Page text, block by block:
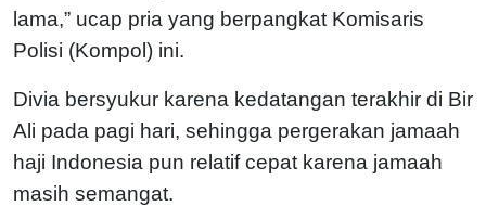
lama,” ucap pria yang berpangkat Komisaris
Polisi (Kompol) ini.
Divia bersyukur karena kedatangan terakhir di Bir
Ali pada pagi hari, sehingga pergerakan jamaah
haji Indonesia pun relatif cepat karena jamaah
masih semangat.